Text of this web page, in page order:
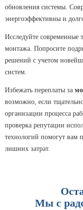
обновления системы.
энергоэффективны и
Исследуйте современные
монтажа. Попросите
решений с учетом
систем.
Избежать переплаты за
возможно, если
организации процесса
проверка репутации
технологий помогут вам
лишних затрат.
Мы с